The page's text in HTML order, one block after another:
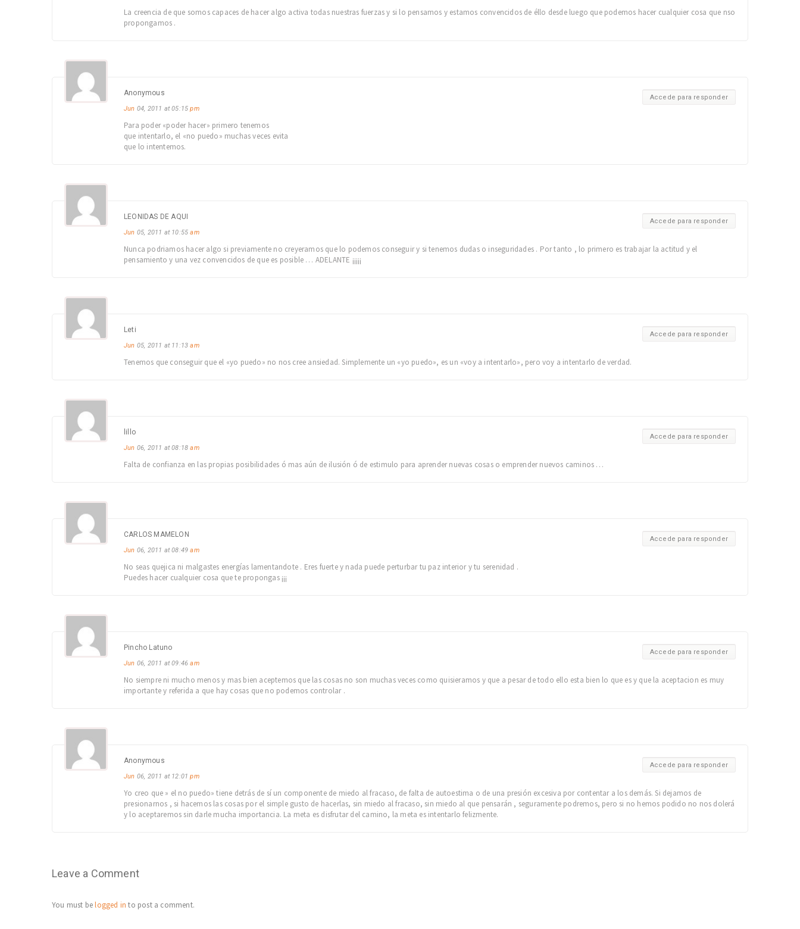
La creencia de que somos capaces de hacer algo activa todas nuestras fuerzas y si lo pensamos y estamos convencidos de éllo desde luego que podemos hacer cualquier cosa que nso
propongamos .
Accede para responder
Anonymous
Jun 04, 2011 at 05:15pm
Para poder «poder hacer» primero tenemos
que intentarlo, el «no puedo» muchas veces evita
que lo intentemos.
Accede para responder
LEONIDAS DE AQUI
Jun 05, 2011 at 10:55am
Nunca podriamos hacer algo si previamente no creyeramos que lo podemos conseguir y si tenemos dudas o inseguridades . Por tanto , lo primero es trabajar la actitud y el
pensamiento y una vez convencidos de que es posible … ADELANTE ¡¡¡¡¡
Accede para responder
Leti
Jun 05, 2011 at 11:13am
Tenemos que conseguir que el «yo puedo» no nos cree ansiedad. Simplemente un «yo puedo», es un «voy a intentarlo», pero voy a intentarlo de verdad.
Accede para responder
lillo
Jun 06, 2011 at 08:18am
Falta de confianza en las propias posibilidades ó mas aún de ilusión ó de estimulo para aprender nuevas cosas o emprender nuevos caminos …
Accede para responder
CARLOS MAMELON
Jun 06, 2011 at 08:49am
No seas quejica ni malgastes energías lamentandote . Eres fuerte y nada puede perturbar tu paz interior y tu serenidad .
Puedes hacer cualquier cosa que te propongas ¡¡¡
Accede para responder
Pincho Latuno
Jun 06, 2011 at 09:46am
No siempre ni mucho menos y mas bien aceptemos que las cosas no son muchas veces como quisieramos y que a pesar de todo ello esta bien lo que es y que la aceptacion es muy
importante y referida a que hay cosas que no podemos controlar .
Accede para responder
Anonymous
Jun 06, 2011 at 12:01pm
Yo creo que » el no puedo» tiene detrás de sí un componente de miedo al fracaso, de falta de autoestima o de una presión excesiva por contentar a los demás. Si dejamos de
presionarnos , si hacemos las cosas por el simple gusto de hacerlas, sin miedo al fracaso, sin miedo al que pensarán , seguramente podremos, pero si no hemos podido no nos dolerá
y lo aceptaremos sin darle mucha importancia. La meta es disfrutar del camino, la meta es intentarlo felizmente.
Leave a Comment
You must belogged in to post a comment.